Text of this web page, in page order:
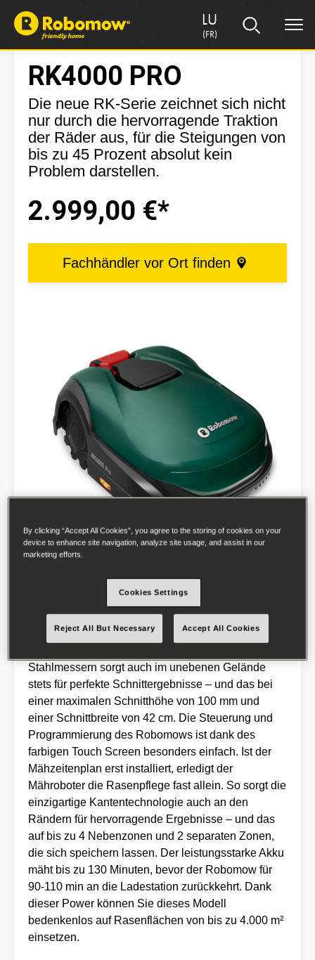
LU
(FR)
RK4000 PRO
Die neue RK-Serie zeichnet sich nicht
nur durch die hervorragende Traktion
der Räder aus, für die Steigungen von
bis zu 45 Prozent absolut kein
Problem darstellen.
2.999,00 €*
Fachhändler vor Ort finden
Die neue RK-Serie zeichnet sich nicht nur durch die
hervorragende Traktion der Räder aus, für die
Steigungen von bis zu 45 Prozent absolut kein
Problem darstellen. Das pendelnd aufgehängte
Stahlmessern sorgt auch im unebenen Gelände
stets für perfekte Schnittergebnisse – und das bei
einer maximalen Schnitthöhe von 100 mm und
einer Schnittbreite von 42 cm. Die Steuerung und
Programmierung des Robomows ist dank des
farbigen Touch Screen besonders einfach. Ist der
Mähzeitenplan erst installiert, erledigt der
Mähroboter die Rasenpflege fast allein. So sorgt die
einzigartige Kantentechnologie auch an den
Rändern für hervorragende Ergebnisse – und das
auf bis zu 4 Nebenzonen und 2 separaten Zonen,
die sich speichern lassen. Der leistungsstarke Akku
mäht bis zu 130 Minuten, bevor der Robomow für
90-110 min an die Ladestation zurückkehrt. Dank
dieser Power können Sie dieses Modell
bedenkenlos auf Rasenflächen von bis zu 4.000 m²
einsetzen.
By clicking “Accept All Cookies”, you agree to the storing of cookies on your
device to enhance site navigation, analyze site usage, and assist in our
marketing efforts.
Cookies Settings
Reject All But Necessary Accept All Cookies